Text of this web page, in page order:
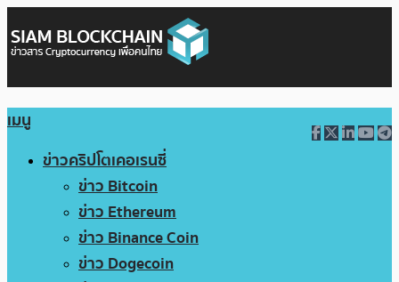
เมนู
ข่าวคริปโตเคอเรนซี่
ข่าว Bitcoin
ข่าว Ethereum
ข่าว Binance Coin
ข่าว Dogecoin